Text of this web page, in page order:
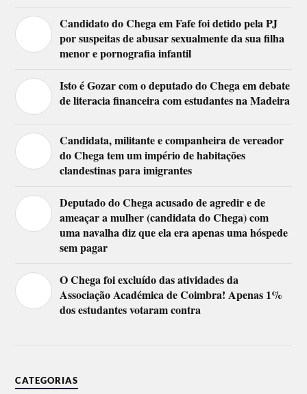
Candidato do Chega em Fafe foi detido pela PJ
por suspeitas de abusar sexualmente da sua filha
menor e pornografia infantil
Isto é Gozar com o deputado do Chega em debate
de literacia financeira com estudantes na Madeira
Candidata, militante e companheira de vereador
do Chega tem um império de habitações
clandestinas para imigrantes
Deputado do Chega acusado de agredir e de
ameaçar a mulher (candidata do Chega) com
uma navalha diz que ela era apenas uma hóspede
sem pagar
O Chega foi excluído das atividades da
Associação Académica de Coimbra! Apenas 1%
dos estudantes votaram contra
CATEGORIAS